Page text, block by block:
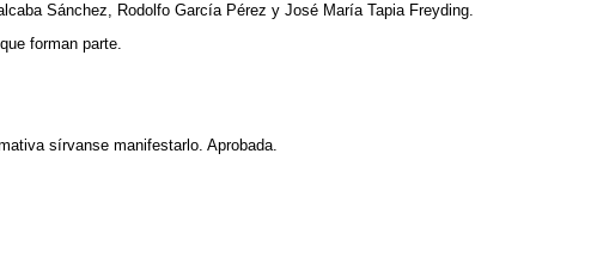
Sánchez, Rodolfo García Pérez y José María Tapia Freyding.
forman parte.
sírvanse manifestarlo. Aprobada.